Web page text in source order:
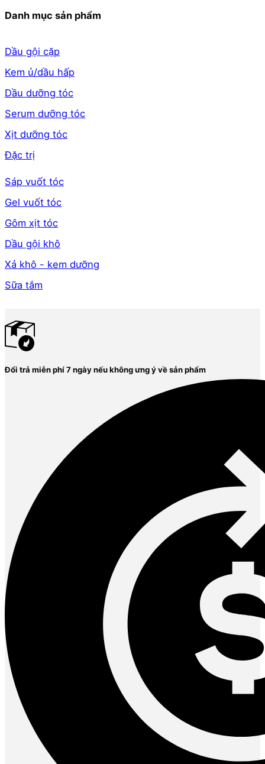
Danh mục sản phẩm
Dầu gội cặp
Kem ủ/dầu hấp
Dầu dưỡng tóc
Serum dưỡng tóc
Xịt dưỡng tóc
Đặc trị
Sáp vuốt tóc
Gel vuốt tóc
Gôm xịt tóc
Dầu gội khô
Xả khô - kem dưỡng
Sữa tắm
Đổi trả miễn phí 7 ngày nếu không ưng ý về sản phẩm